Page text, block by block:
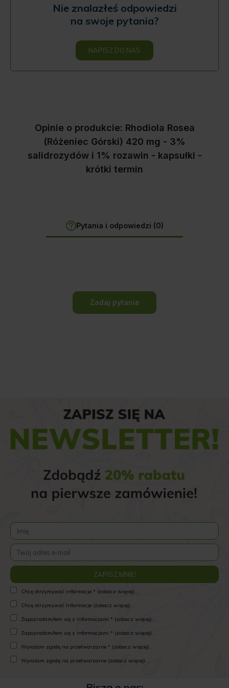
Nie znalazłeś odpowiedzi
na swoje pytania?
NAPISZ DO NAS
Opinie o produkcie: Rhodiola Rosea
(Różeniec Górski) 420 mg - 3%
salidrozydów i 1% rozawin - kapsułki -
krótki termin
Pytania i odpowiedzi (0)
Zadaj pytanie
Chcę otrzymywać informacje * (zobacz więcej)...
Chcę otrzymywać informacje (zobacz więcej)...
Zapoznałam/łem się z informacjami * (zobacz więcej)...
Zapoznałam/łem się z informacjami * (zobacz więcej)...
Wyrażam zgodę na przetwarzanie * (zobacz więcej)...
Wyrażam zgodę na przetwarzanie (zobacz więcej)...